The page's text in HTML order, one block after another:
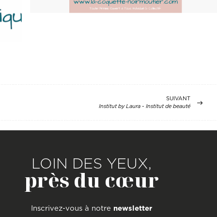
SUIVANT
Institut by Laura - Institut de beauté
LOIN DES YEUX,
près du cœur
Inscrivez-vous à notre newsletter